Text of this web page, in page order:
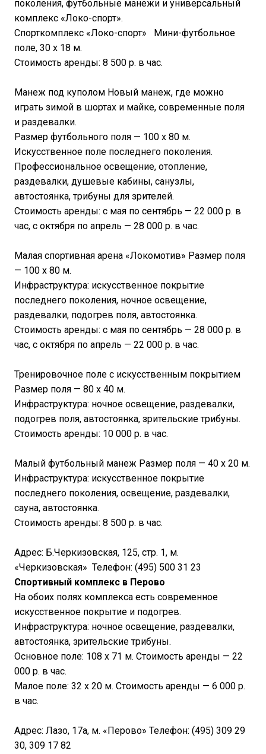
поколения, футбольные манежи и универсальный
комплекс «Локо-cпорт».
Спорткомплекс «Локо-cпорт» Мини-футбольное
поле, 30 х 18 м.
Стоимость аренды: 8 500 р. в час.
Манеж под куполом Новый манеж, где можно
играть зимой в шортах и майке, современные поля
и раздевалки.
Размер футбольного поля — 100 х 80 м.
Искусственное поле последнего поколения.
Профессиональное освещение, отопление,
раздевалки, душевые кабины, санузлы,
автостоянка, трибуны для зрителей.
Стоимость аренды: с мая по сентябрь — 22 000 р. в
час, с октября по апрель — 28 000 р. в час.
Малая спортивная арена «Локомотив» Размер поля
— 100 х 80 м.
Инфраструктура: искусственное покрытие
последнего поколения, ночное освещение,
раздевалки, подогрев поля, автостоянка.
Стоимость аренды: с мая по сентябрь — 28 000 р. в
час, с октября по апрель — 22 000 р. в час.
Тренировочное поле с искусственным покрытием
Размер поля — 80 х 40 м.
Инфраструктура: ночное освещение, раздевалки,
подогрев поля, автостоянка, зрительские трибуны.
Стоимость аренды: 10 000 р. в час.
Малый футбольный манеж Размер поля — 40 х 20 м.
Инфраструктура: искусственное покрытие
последнего поколения, освещение, раздевалки,
сауна, автостоянка.
Стоимость аренды: 8 500 р. в час.
Адрес: Б.Черкизовская, 125, стр. 1, м.
«Черкизовская» Телефон: (495) 500 31 23
Спортивный комплекс в Перово
На обоих полях комплекса есть современное
искусственное покрытие и подогрев.
Инфраструктура: ночное освещение, раздевалки,
автостоянка, зрительские трибуны.
Основное поле: 108 х 71 м. Стоимость аренды — 22
000 р. в час.
Малое поле: 32 х 20 м. Стоимость аренды — 6 000 р.
в час.
Адрес: Лазо, 17а, м. «Перово» Телефон: (495) 309 29
30, 309 17 82